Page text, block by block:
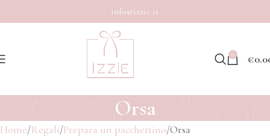
info@izzie.it
0 €
Orsa
Home Regali Prepara un pacchettino Orsa